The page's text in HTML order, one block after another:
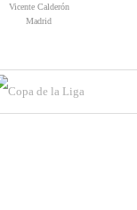
Vicente Calderón
Madrid